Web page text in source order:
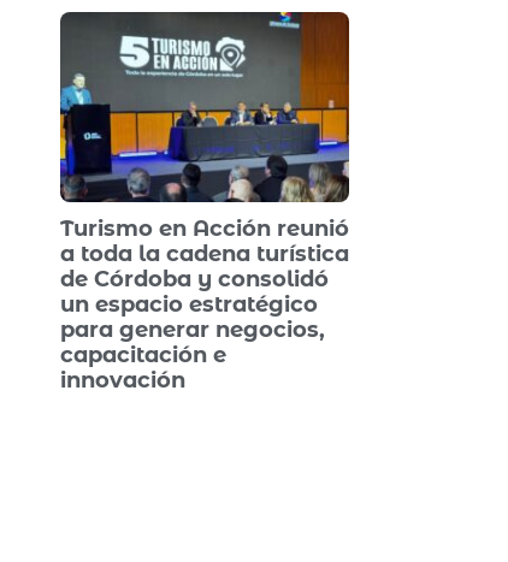
Turismo en Acción reunió
a toda la cadena turística
de Córdoba y consolidó
un espacio estratégico
para generar negocios,
capacitación e
innovación